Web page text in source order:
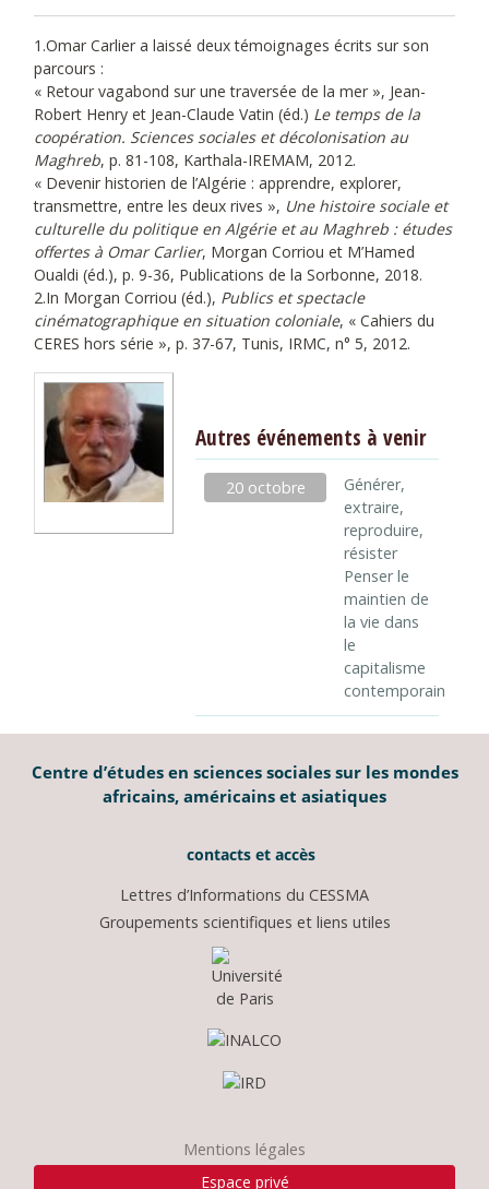
1.Omar Carlier a laissé deux témoignages écrits sur son
parcours :
« Retour vagabond sur une traversée de la mer », Jean-
Robert Henry et Jean-Claude Vatin (éd.) Le temps de la
coopération. Sciences sociales et décolonisation au
Maghreb, p. 81-108, Karthala-IREMAM, 2012.
« Devenir historien de l’Algérie : apprendre, explorer,
transmettre, entre les deux rives », Une histoire sociale et
culturelle du politique en Algérie et au Maghreb : études
offertes à Omar Carlier, Morgan Corriou et M’Hamed
Oualdi (éd.), p. 9-36, Publications de la Sorbonne, 2018.
2.In Morgan Corriou (éd.), Publics et spectacle
cinématographique en situation coloniale, « Cahiers du
CERES hors série », p. 37-67, Tunis, IRMC, n° 5, 2012.
Autres événements à venir
20 octobre
Générer,
extraire,
reproduire,
résister
Penser le
maintien de
la vie dans
le
capitalisme
contemporain
Centre d’études en sciences sociales sur les mondes
africains, américains et asiatiques
contacts et accès
Lettres d’Informations du CESSMA
Groupements scientifiques et liens utiles
Mentions légales
Espace privé